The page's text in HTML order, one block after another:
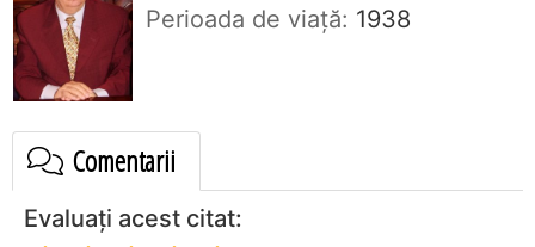
Perioada de viaţă: 1938
Comentarii
Evaluați acest citat: